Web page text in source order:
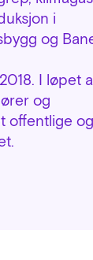
i
og
I løpet
og
offentlige